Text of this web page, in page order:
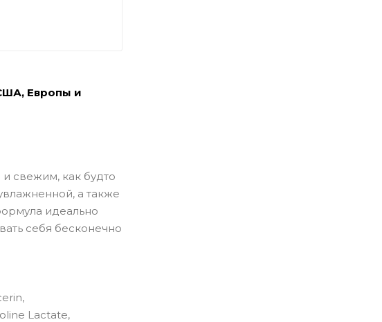
Европы и
свежим, как будто
а также
идеально
себя бесконечно
Lactate,